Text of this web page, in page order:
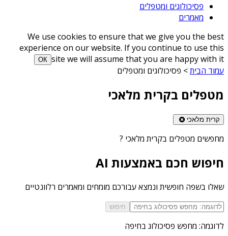
פסיכולוגים ומטפלים
מאמרים
We use cookies to ensure that we give you the best
experience on our website. If you continue to use this
site we will assume that you are happy with it
ОК
עמוד הבית> פסיכולוגים ומטפלים
מטפלים בקרית מלאכי
קרית מלאכי
מחפשים מטפלים בקרית מלאכי ?
חיפוש חכם באמצעות AI
שאלו בשפה חופשית ונמצא עבורכם מומחים ומאמרים רלוונטיים
חיפוש
לדוגמה: מחפש פסיכולוג בחיפה